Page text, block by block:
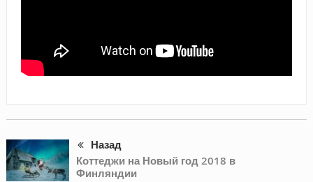
Назад
Коттеджи на Новый год 2018 в
Финляндии